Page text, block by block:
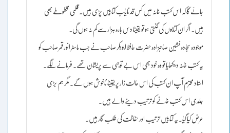
جائے گا کہ اس کتب خانہ میں کس قد نایاب کتابیں پڑی ہیں۔ قلمی مخطوطے بھی
ہیں۔ اگر ان کتابوں کی گنتی ہو تو یقینا دس بارہ ہزار سے کم نہ ہوں گی۔
موجودہ سجادہ نشین صاحبزادہ حضرت حافظ ابوبکر صاحب نے جب ماسٹر انور قمر صاحب کو
یہ کتب خانہ دیکھایا تو وہ خود بھی اس بے توجہی سے پریشان تھے۔ فرمانے لگے۔
استاد محترم آپ ان کتب کی اس حالت زار پر یقینا ناخوش ہوں گے۔ مگر ہم بڑی
جلدی اس کتب خانے کو ترتیب دینے والے ہیں۔
عرض کیا گیا۔ یہ کتابیں ترتیب اور حفاظت کی طلب گار ہیں۔